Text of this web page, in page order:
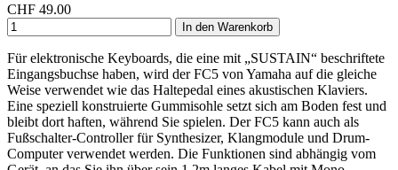
CHF 49.00
In den Warenkorb
Für elektronische Keyboards, die eine mit „SUSTAIN“ beschriftete
Eingangsbuchse haben, wird der FC5 von Yamaha auf die gleiche
Weise verwendet wie das Haltepedal eines akustischen Klaviers.
Eine speziell konstruierte Gummisohle setzt sich am Boden fest und
bleibt dort haften, während Sie spielen. Der FC5 kann auch als
Fußschalter-Controller für Synthesizer, Klangmodule und Drum-
Computer verwendet werden. Die Funktionen sind abhängig vom